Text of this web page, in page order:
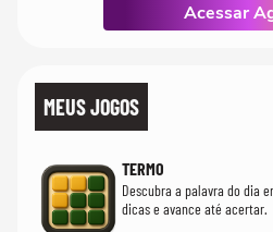
Acessar
MEUS JOGOS
TERMO
Descubra a palavra do dia
dicas e avance até acertar.